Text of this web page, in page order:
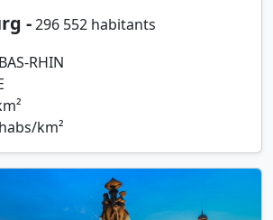
-296 552 habitants
RHIN
km²